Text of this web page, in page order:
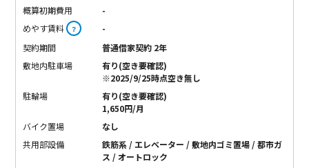
概算初期費用
-
めやす賃料 ？
-
契約期間
普通借家契約 2年
敷地内駐車場
有り(空き要確認)
※2025/9/25時点空き無し
駐輪場
有り(空き要確認)
1,650円/月
バイク置場
なし
共用部設備
鉄筋系 / エレベーター / 敷地内ゴミ置場 / 都市ガ
ス / オートロック